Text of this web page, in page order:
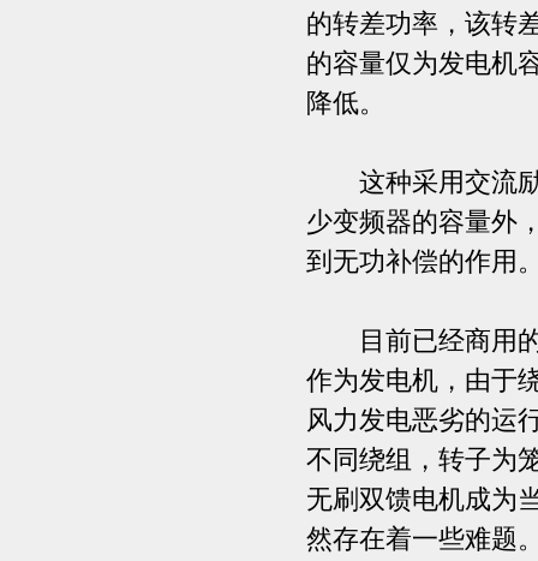
的转差功率，该转
的容量仅为发电机
降低。
这种采用交流励
少变频器的容量外
到无功补偿的作用
目前已经商用的
作为发电机，由于
风力发电恶劣的运
不同绕组，转子为
无刷双馈电机成为
然存在着一些难题